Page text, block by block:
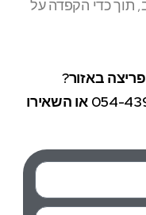
תוך כדי הקפדה על
פריצה באזור?
התקשרו/סמסו למספר 054-4392959 או השאירו